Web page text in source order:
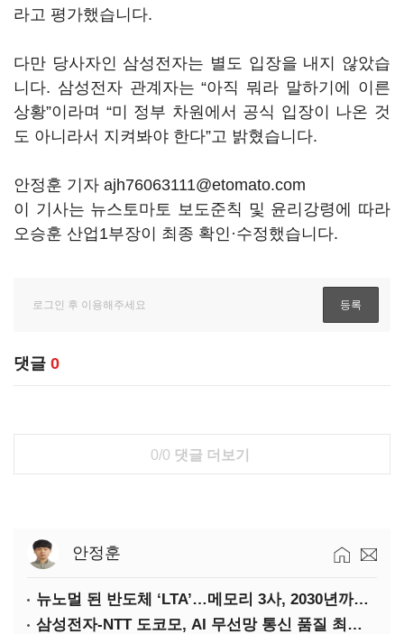
라고 평가했습니다.
다만 당사자인 삼성전자는 별도 입장을 내지 않았습
니다. 삼성전자 관계자는 “아직 뭐라 말하기에 이른
상황”이라며 “미 정부 차원에서 공식 입장이 나온 것
도 아니라서 지켜봐야 한다”고 밝혔습니다.
안정훈 기자 ajh76063111@etomato.com
이 기사는 뉴스토마토 보도준칙 및 윤리강령에 따라
오승훈 산업1부장이 최종 확인·수정했습니다.
댓글 0
0/0 댓글 더보기
안정훈
뉴노멀 된 반도체 ‘LTA’…메모리 3사, 2030년까지 54조 선불 계약
삼성전자-NTT 도코모, AI 무선망 통신 품질 최적화 기술 검증